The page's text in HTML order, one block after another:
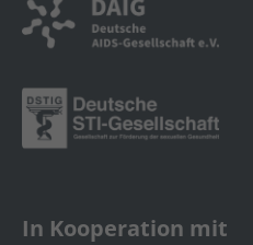
In Kooperation mit